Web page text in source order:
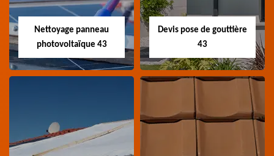
charpentier 43 Haute-
zingueur 43 Haute-Loire
Nettoyage panneau
photovoltaïque 43
Nettoyage panneau
photovoltaïque 43
Devis pose de gouttière
43
Devis pose de
gouttière 43